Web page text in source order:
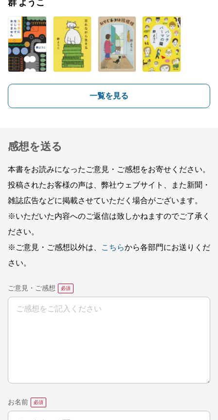
群 ようこ
一覧を見る
感想を送る
本書をお読みになったご意見・ご感想をお寄せください。
投稿されたお客様の声は、弊社ウェブサイト、また新聞・
雑誌広告などに掲載させていただく場合がございます。
※いただいた内容へのご返信は致しかねますのでご了承く
ださい。
※ご意見・ご感想以外は、
こちらから各部門にお送りくだ
さい。
ご意見・ご感想
お名前